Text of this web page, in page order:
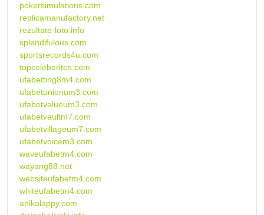
pokersimulations.com
replicamanufactory.net
rezultate-loto.info
splendifulous.com
sportsrecords4u.com
topceleberites.com
ufabetting8m4.com
ufabetunionum3.com
ufabetvalueum3.com
ufabetvaultm7.com
ufabetvillageum7.com
ufabetvoicem3.com
waveufabetm4.com
wayang88.net
websiteufabetm4.com
whiteufabetm4.com
anikalappy.com